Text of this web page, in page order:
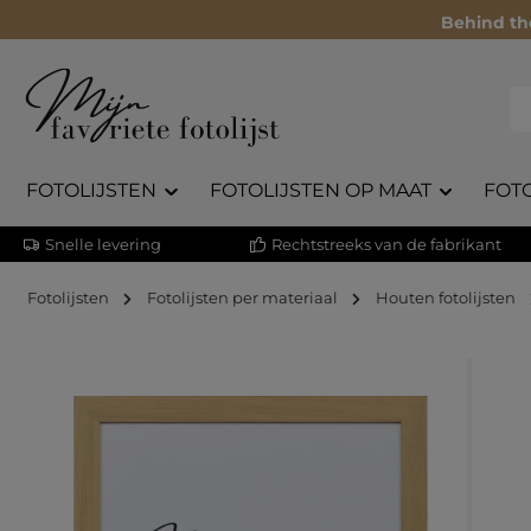
Behind
FOTOLIJSTEN FOTOLIJSTEN OP MAAT
Snelle levering Rechtstreeks van de fabrikant
Fotolijsten Fotolijsten per materiaal Houten fotolijsten